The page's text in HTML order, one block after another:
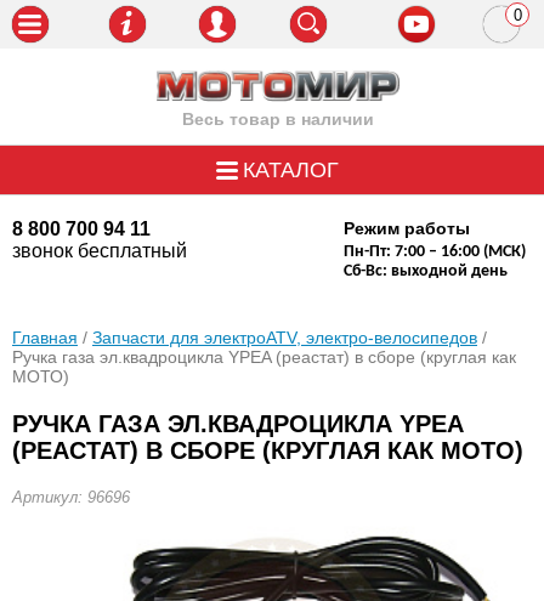
Весь товар в наличии
8 800 700 94 11
звонок бесплатный
Режим работы
Пн-Пт: 7:00 – 16:00 (МСК)
Сб-Вс: выходной день
0
КАТАЛОГ
Главная / Запчасти для электроATV, электро-велосипедов /
Ручка газа эл.квадроцикла YPEA (реастат) в сборе (круглая как
МОТО)
РУЧКА ГАЗА ЭЛ.КВАДРОЦИКЛА YPEA
(РЕАСТАТ) В СБОРЕ (КРУГЛАЯ КАК МОТО)
Артикул: 96696